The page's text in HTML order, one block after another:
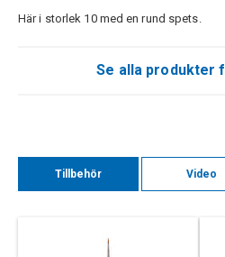
Här i storlek 10 med en rund spets.
Se alla produkter
Tillbehör Video